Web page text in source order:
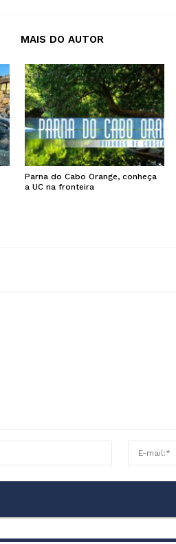
MAIS DO AUTOR
Parna do Cabo Orange, conheça
a UC na fronteira